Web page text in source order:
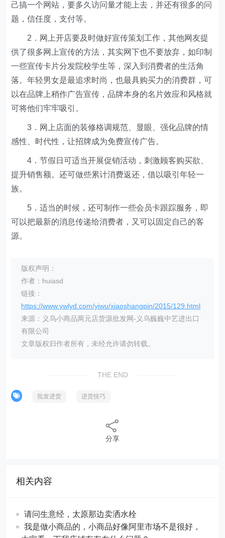
己搞一个网站，要多久访问量才能上去，并还有很多的问
题，信任度，支付等。
2．网上开店要及时做好宣传策划工作，其他网友提
供了很多网上宣传的方法，其实网下也不要放弃，如印制
一些宣传卡片分发院校学生等，深入到消费者的生活角
落。年轻男女是最追求时尚，也最具购买力的消费群，可
以在品牌上稍作广告宣传，品牌本身的名片效应和风格就
可将他们牢牢吸引。
3．网上店面的装修格调规范、显眼、强化品牌的情
感性、时代性，让招牌成为免费宣传广告。
4．节假日可适当开展促销活动，刺激顾客购买欲、
提升销售额。还可做些累计消费返还，借以吸引年轻一
族。
5．适当的时候，还可制作一些会员卡跟踪服务，即
可以把最新的消息传递给消费者，又可以固定自己的客
源。
版权声明：
作者：huiasd
链接：
https://www.ywlyd.com/yiwu/xiaoshangpin/2015/129.html
来源：义乌小商品两元店货源批发网-义乌巍巍中艺进出口
有限公司
文章版权归作者所有，未经允许请勿转载。
THE END
批发进货 进货技巧
分享
相关内容
请问生意经，太原那边卖洒水栓
我是做小商品的，小商品好像阿里市场不是很好，